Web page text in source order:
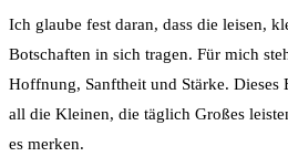
Ich glaube fest daran, dass die leisen,
Botschaften in sich tragen. Für mich
Hoffnung, Sanftheit und Stärke. Dieses
all die Kleinen, die täglich Großes
es merken.